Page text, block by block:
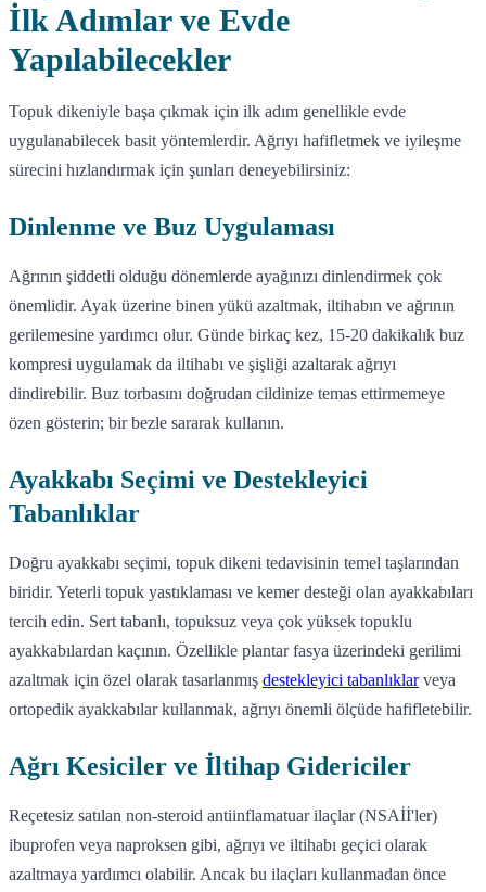
İlk Adımlar ve Evde
Yapılabilecekler
Topuk dikeniyle başa çıkmak için ilk adım genellikle evde
uygulanabilecek basit yöntemlerdir. Ağrıyı hafifletmek ve iyileşme
sürecini hızlandırmak için şunları deneyebilirsiniz:
Dinlenme ve Buz Uygulaması
Ağrının şiddetli olduğu dönemlerde ayağınızı dinlendirmek çok
önemlidir. Ayak üzerine binen yükü azaltmak, iltihabın ve ağrının
gerilemesine yardımcı olur. Günde birkaç kez, 15-20 dakikalık buz
kompresi uygulamak da iltihabı ve şişliği azaltarak ağrıyı
dindirebilir. Buz torbasını doğrudan cildinize temas ettirmemeye
özen gösterin; bir bezle sararak kullanın.
Ayakkabı Seçimi ve Destekleyici
Tabanlıklar
Doğru ayakkabı seçimi, topuk dikeni tedavisinin temel taşlarından
biridir. Yeterli topuk yastıklaması ve kemer desteği olan ayakkabıları
tercih edin. Sert tabanlı, topuksuz veya çok yüksek topuklu
ayakkabılardan kaçının. Özellikle plantar fasya üzerindeki gerilimi
azaltmak için özel olarak tasarlanmış destekleyici tabanlıklarveya
ortopedik ayakkabılar kullanmak, ağrıyı önemli ölçüde hafifletebilir.
Ağrı Kesiciler ve İltihap Gidericiler
Reçetesiz satılan non-steroid antiinflamatuar ilaçlar (NSAİİ'ler)
ibuprofen veya naproksen gibi, ağrıyı ve iltihabı geçici olarak
azaltmaya yardımcı olabilir. Ancak bu ilaçları kullanmadan önce